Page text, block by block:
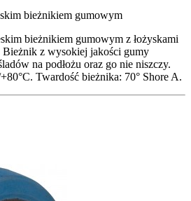
bieżnikiem gumowym
bieżnikiem gumowym z łożyskami
z wysokiej jakości gumy
na podłożu oraz go nie niszczy.
Twardość bieżnika: 70° Shore A.